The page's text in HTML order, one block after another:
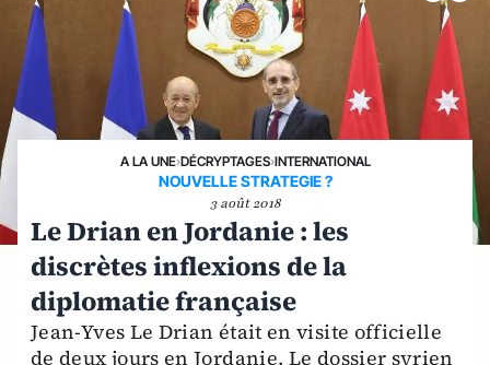
A LA UNE›DÉCRYPTAGES›INTERNATIONAL
NOUVELLE STRATEGIE ?
3 août 2018
Le Drian en Jordanie : les
discrètes inflexions de la
diplomatie française
Jean-Yves Le Drian était en visite officielle
de deux jours en Jordanie. Le dossier syrien